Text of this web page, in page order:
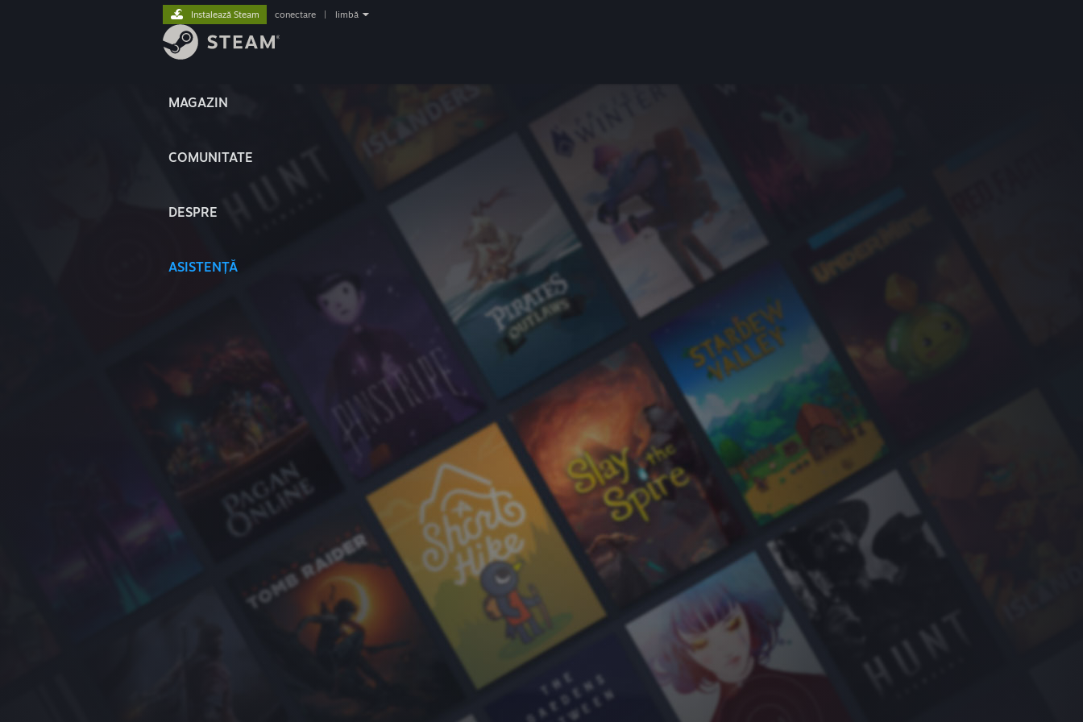
MAGAZIN
COMUNITATE
DESPRE
ASISTENȚĂ
Instalează Steam conectare limbă